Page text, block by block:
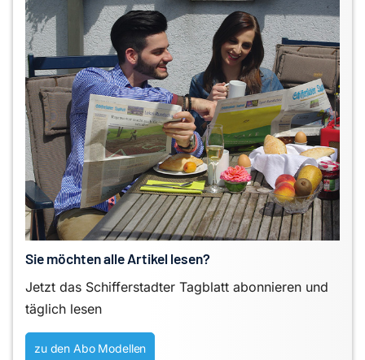
Sie möchten alle Artikel lesen?
Jetzt das Schifferstadter Tagblatt abonnieren und
täglich lesen
zu den Abo Modellen